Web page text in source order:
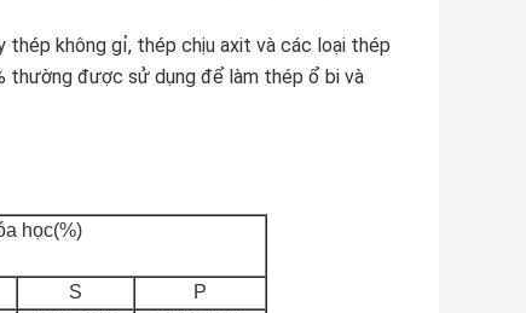
thép không gỉ, thép chịu axit và các loại thép
thường được sử dụng để làm thép ổ bi và
học(%)
S
P